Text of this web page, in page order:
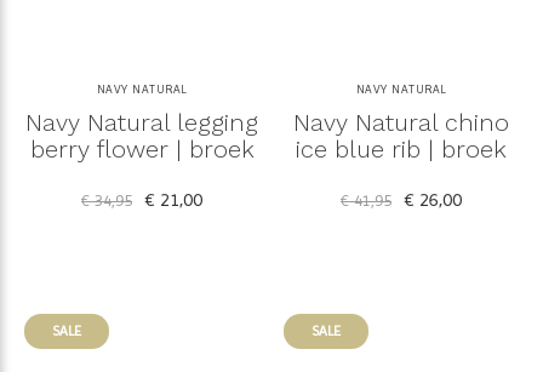
NAVY NATURAL
Navy Natural legging
berry flower | broek
€ 34,95 € 21,00
NAVY NATURAL
Navy Natural chino
ice blue rib | broek
€ 41,95 € 26,00
SALE SALE